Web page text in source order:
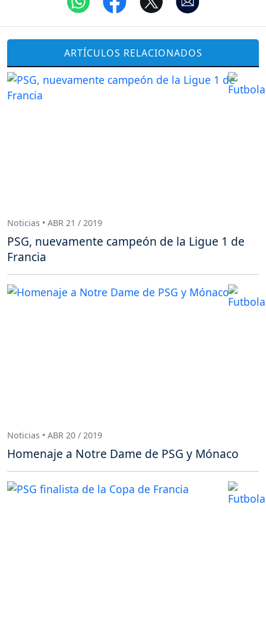
ARTÍCULOS RELACIONADOS
Noticias • ABR 21 / 2019
PSG, nuevamente campeón de la Ligue 1 de
Francia
Noticias • ABR 20 / 2019
Homenaje a Notre Dame de PSG y Mónaco